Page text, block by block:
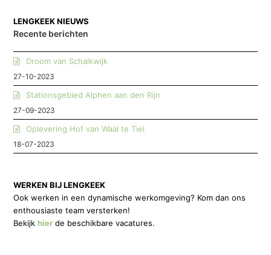
LENGKEEK NIEUWS
Recente berichten
Droom van Schalkwijk
27-10-2023
Stationsgebied Alphen aan den Rijn
27-09-2023
Oplevering Hof van Waal te Tiel
18-07-2023
WERKEN BIJ LENGKEEK
Ook werken in een dynamische werkomgeving? Kom dan ons
enthousiaste team versterken!
Bekijkhier de beschikbare vacatures.